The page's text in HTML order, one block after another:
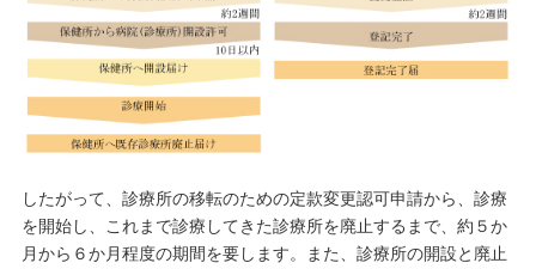
したがって、診療所の移転のための定款変更認可申請から、診療
を開始し、これまで診療してきた診療所を廃止するまで、約５か
月から６か月程度の期間を要します。また、診療所の開設と廃止